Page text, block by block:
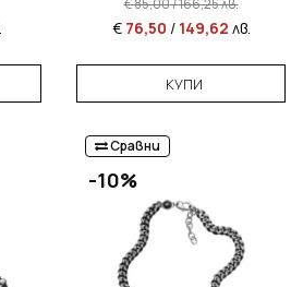
€85,00/166,25лв.
€ 76,50 / 149,62 лв.
КУПИ
Сравни
-10%